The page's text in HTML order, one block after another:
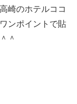
崎のホテルココ
ンポイントで貼
＾